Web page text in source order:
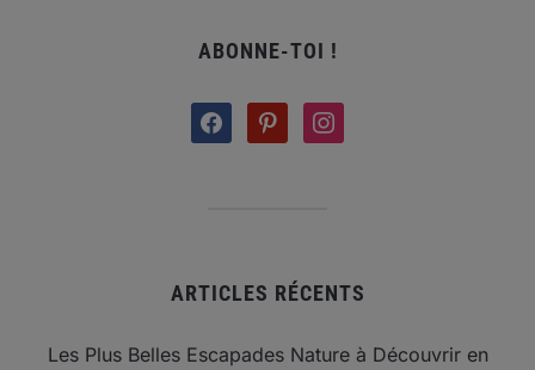
ABONNE-TOI !
facebookpinterestinstagram
ARTICLES RÉCENTS
Les Plus Belles Escapades Nature à Découvrir en